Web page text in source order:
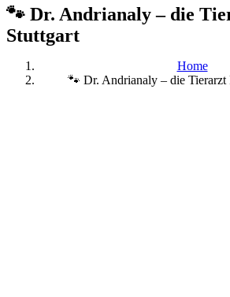
🐾 Dr. Andrianaly – die
Stuttgart
Home
🐾 Dr. Andrianaly – die Tierarzt